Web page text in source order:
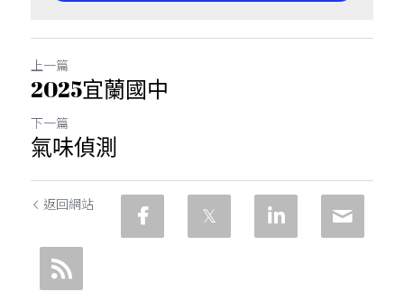
上一篇
2025宜蘭國中
下一篇
氣味偵測
返回網站